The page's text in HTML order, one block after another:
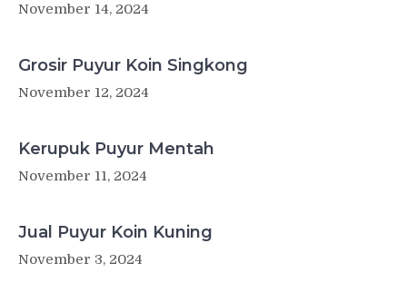
November 14, 2024
Grosir Puyur Koin Singkong
November 12, 2024
Kerupuk Puyur Mentah
November 11, 2024
Jual Puyur Koin Kuning
November 3, 2024